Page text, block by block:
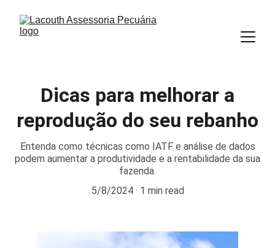
Dicas para melhorar a
reprodução do seu rebanho
Entenda como técnicas como IATF e análise de dados
podem aumentar a produtividade e a rentabilidade da sua
fazenda.
5/8/2024
1 min read